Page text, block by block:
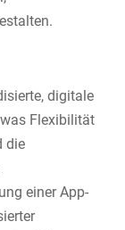
digitale
Flexibilität
die
einer App-